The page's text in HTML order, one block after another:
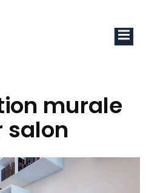
murale
salon